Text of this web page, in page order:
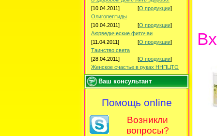
[10.04.2011]
[О продукции]
Олигопептиды
[10.04.2011]
[О продукции]
Аюрведические фиточаи
[11.04.2011]
[О продукции]
Таинство света
[28.04.2011]
[О продукции]
Женское счастье в руках ННПЦТО
Ваш консультант
Помощь online
Возникли
вопросы?